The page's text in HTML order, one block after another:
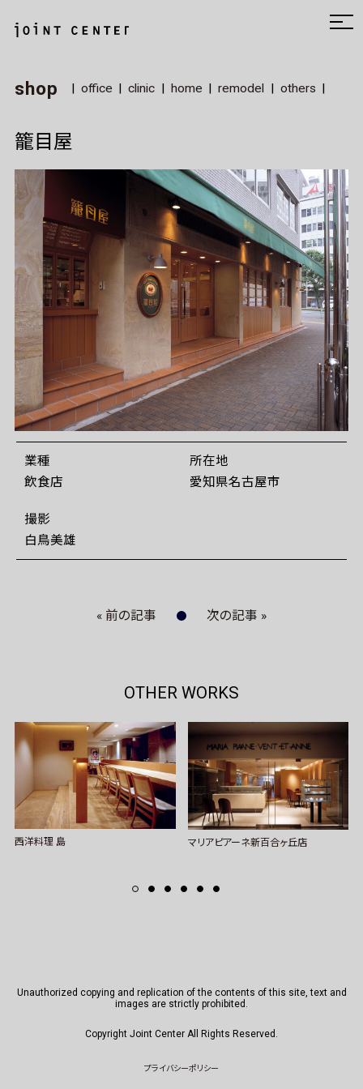
shop office clinic home remodel others
籠目屋
業種
飲食店
所在地
愛知県名古屋市
撮影
白鳥美雄
« 前の記事 次の記事 »
OTHER WORKS
西洋料理 島 マリアピアーネ新百合ヶ丘店
Unauthorized copying and replication of the contents of this site, text and
images are strictly prohibited.
Copyright Joint Center All Rights Reserved.
プライバシーポリシー